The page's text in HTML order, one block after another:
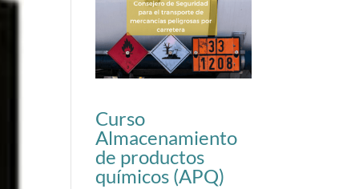
Curso
Almacenamiento
de productos
químicos (APQ)